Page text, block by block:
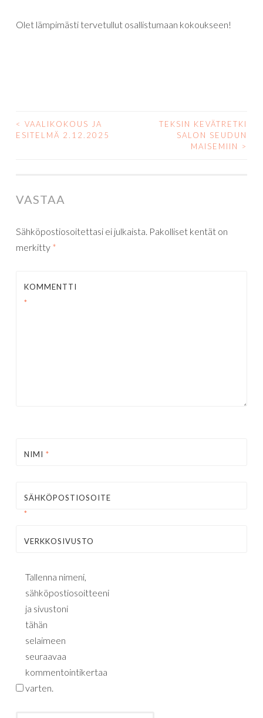
Olet lämpimästi tervetullut osallistumaan kokoukseen!
ARTIKKELIEN
< VAALIKOKOUS JA
ESITELMÄ 2.12.2025
TEKSIN KEVÄTRETKI
SALON SEUDUN
MAISEMIIN
>
VASTAA
Sähköpostiosoitettasi ei julkaista. Pakolliset kentät on
merkitty *
KOMMENTTI
*
NIMI *
SÄHKÖPOSTIOSOITE
*
VERKKOSIVUSTO
Tallenna nimeni,
sähköpostiosoitteeni
ja sivustoni
tähän
selaimeen
seuraavaa
kommentointikertaa
varten.